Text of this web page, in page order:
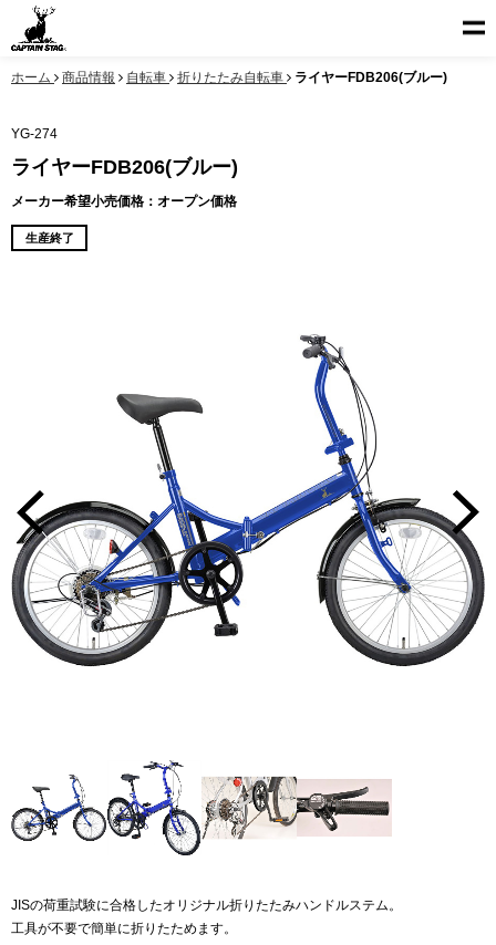
ホーム 商品情報 自転車 折りたたみ自転車 ライヤーFDB206(ブルー)
YG-274
ライヤーFDB206(ブルー)
メーカー希望小売価格：オープン価格
生産終了
JISの荷重試験に合格したオリジナル折りたたみハンドルステム。
工具が不要で簡単に折りたためます。